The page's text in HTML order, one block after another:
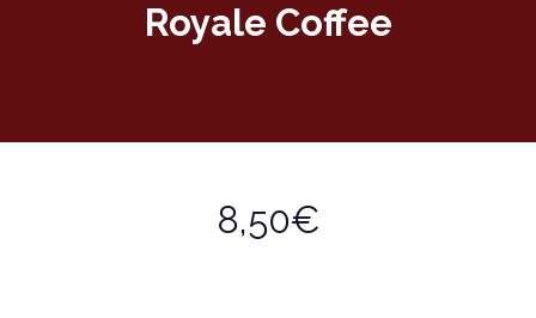
Royale Coffee
8,50€